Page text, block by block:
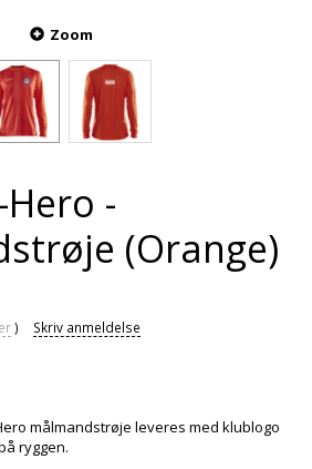
Zoom
-
(Orange)
Skriv anmeldelse
målmandstrøje leveres med klublogo
ryggen.